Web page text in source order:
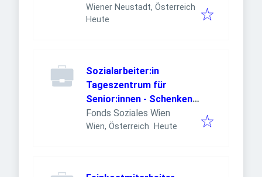
Wiener Neustadt, Österreich
Veröffentlicht
Heute
Sozialarbeiter:in
Tageszentrum für
Senior:innen - Schenken
Sie (sich) Stabilität und
Sicherheit! (26/08/WPB)
Fonds Soziales Wien
Wien, Österreich Veröffentlicht:
Heute